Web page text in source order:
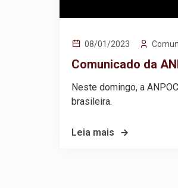
08/01/2023
Comunicado da
Neste domingo, a
brasileira.
Leia mais